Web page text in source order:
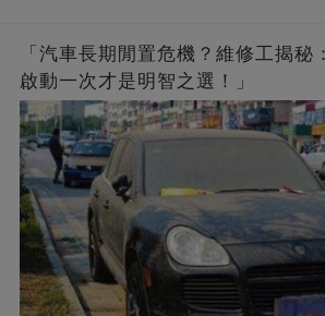
「汽車長期閒置危機？維修工揭秘
啟動一次才是明智之選！」